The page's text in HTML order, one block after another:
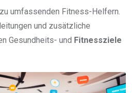
umfassenden Fitness-Helfern.
und zusätzliche
Gesundheits- und Fitnessziele